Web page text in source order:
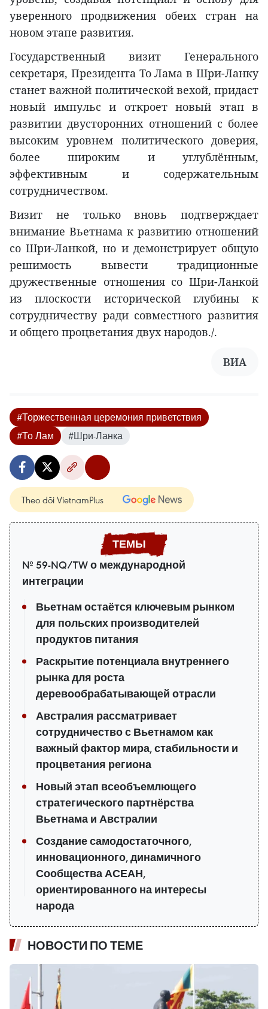
уверенного продвижения обеих стран на
новом этапе развития.
Государственный визит Генерального
секретаря, Президента То Лама в Шри-Ланку
станет важной политической вехой, придаст
новый импульс и откроет новый этап в
развитии двусторонних отношений с более
высоким уровнем политического доверия,
более широким и углублённым,
эффективным и содержательным
сотрудничеством.
Визит не только вновь подтверждает
внимание Вьетнама к развитию отношений
со Шри-Ланкой, но и демонстрирует общую
решимость вывести традиционные
дружественные отношения со Шри-Ланкой
из плоскости исторической глубины к
сотрудничеству ради совместного развития
и общего процветания двух народов./.
ВИА
#Торжественная церемония приветствия
#То Лам
#Шри-Ланка
Theo dõi VietnamPlus
№ 59-NQ/TW о международной
интеграции
Вьетнам остаётся ключевым рынком
для польских производителей
продуктов питания
Раскрытие потенциала внутреннего
рынка для роста
деревообрабатывающей отрасли
Австралия рассматривает
сотрудничество с Вьетнамом как
важный фактор мира, стабильности и
процветания региона
Новый этап всеобъемлющего
стратегического партнёрства
Вьетнама и Австралии
Создание самодостаточного,
инновационного, динамичного
Сообщества АСЕАН,
ориентированного на интересы
народа
НОВОСТИ ПО ТЕМЕ